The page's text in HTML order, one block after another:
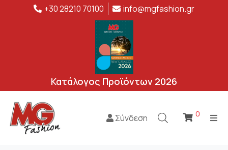
+30 28210 70100 info@mgfashion.gr
Κατάλογος Προϊόντων 2026
Σύνδεση 0